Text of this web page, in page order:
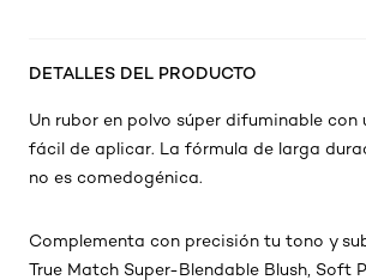
DETALLES DEL PRODUCTO
Un rubor en polvo súper difuminable con
fácil de aplicar. La fórmula de larga
no es comedogénica.
Complementa con precisión tu tono y
True Match Super-Blendable Blush, Soft